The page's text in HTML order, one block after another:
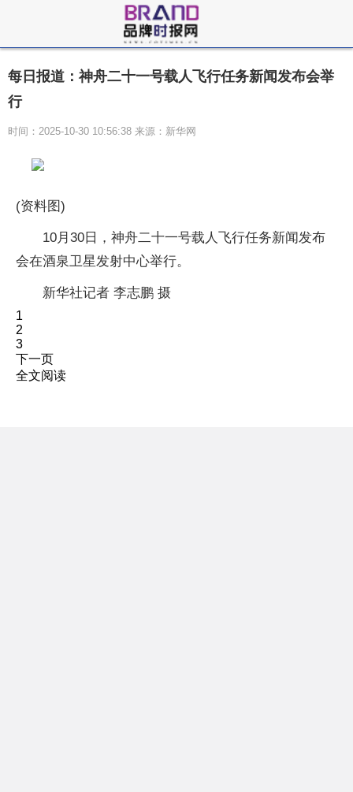
每日报道：神舟二十一号载人飞行任务新闻发布会举
行
时间：2025-10-30 10:56:38 来源：新华网
(资料图)
10月30日，神舟二十一号载人飞行任务新闻发布
会在酒泉卫星发射中心举行。
新华社记者 李志鹏 摄
1
2
3
下一页
全文阅读